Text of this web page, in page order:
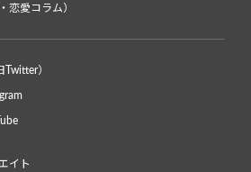
恋愛コラム）
）
イト